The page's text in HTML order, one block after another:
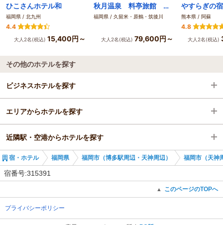
ひこさんホテル和
福岡県 / 北九州
4.4
大人2名(税込) 15,400円～
秋月温泉 料亭旅館 清流庵
福岡県 / 久留米・原鶴・筑後川
大人2名(税込) 79,600円～
熊本県 / 阿蘇
4.8
大人2名(税込)
その他のホテルを探す
ビジネスホテルを探す
福岡県
福岡市（博多駅周辺・天神周辺）
福岡市（天神周辺・百道浜）
エリアからホテルを探す
福岡県
福岡市（博多駅周辺・天神周辺）
近隣駅・空港からホテルを探す
筑前前原駅
宿・ホテル 福岡県 福岡市（博多駅周辺・天神周辺） 福岡市（天神
宿番号:315391
▲ このページのTOPへ
プライバシーポリシー